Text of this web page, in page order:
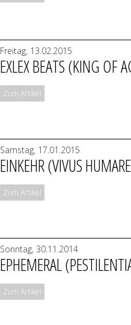
Freitag, 13.02.2015
EXLEX BEATS (KING OF
Zum Artikel
Samstag, 17.01.2015
EINKEHR (VIVUS
Zum Artikel
Sonntag, 30.11.2014
EPHEMERAL
Zum Artikel